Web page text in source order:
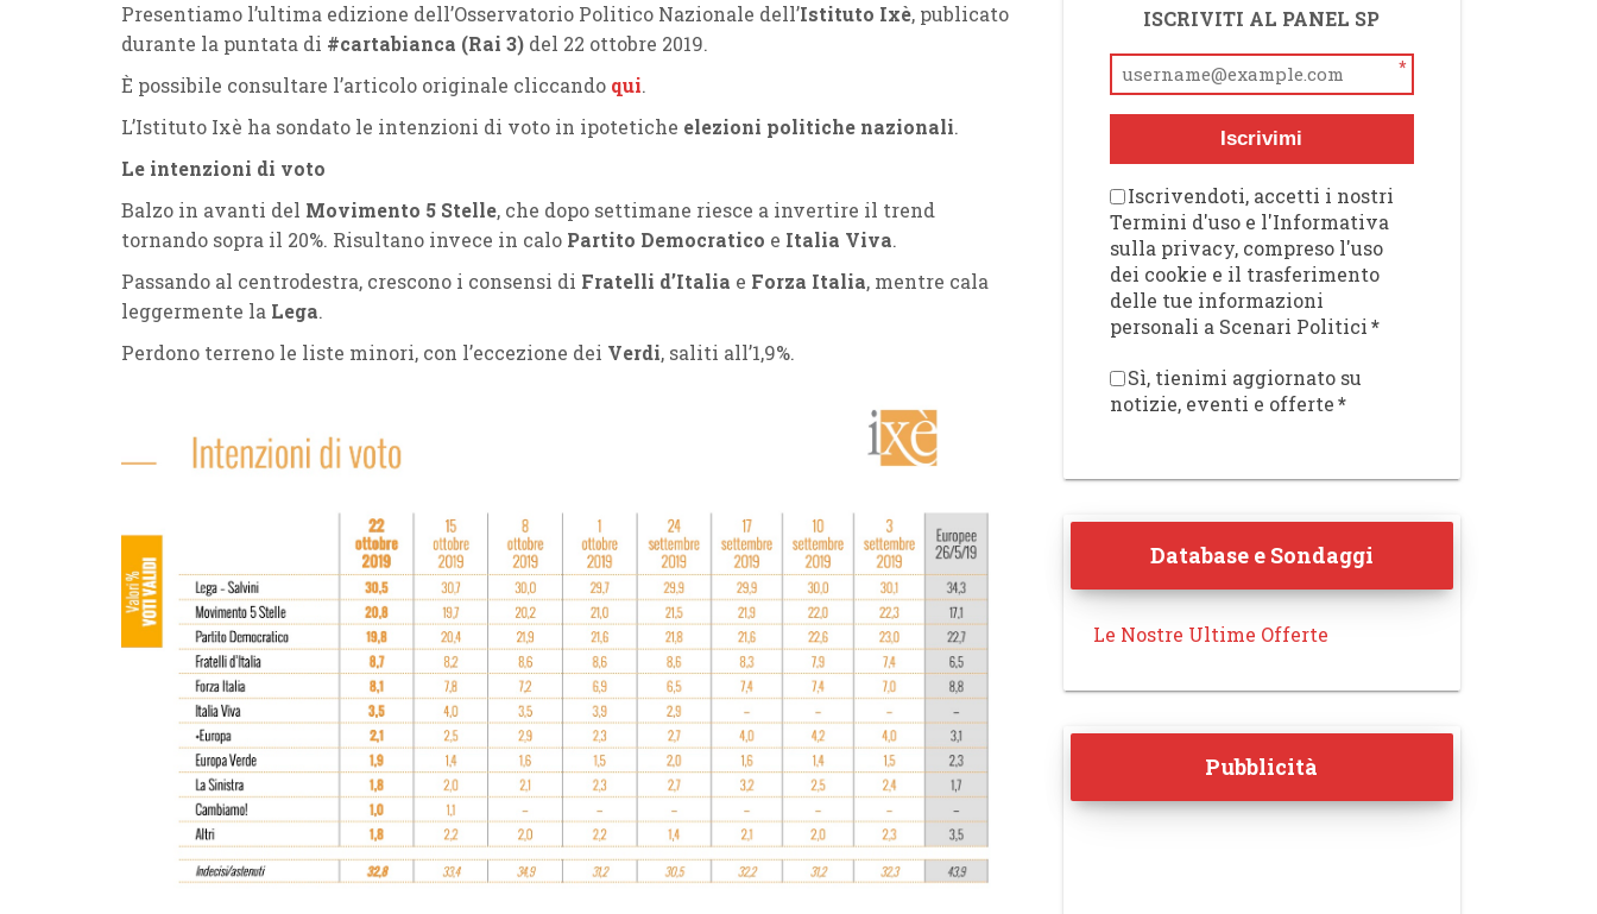
Presentiamo l’ultima edizione dell’Osservatorio Politico Nazionale dell’Istituto Ixè, publicato
durante la puntata di #cartabianca (Rai 3) del 22 ottobre 2019.
È possibile consultare l’articolo originale cliccando qui.
L’Istituto Ixè ha sondato le intenzioni di voto in ipotetiche elezioni politiche nazionali.
Le intenzioni di voto
Balzo in avanti del Movimento 5 Stelle, che dopo settimane riesce a invertire il trend
tornando sopra il 20%. Risultano invece in calo Partito Democratico e Italia Viva.
Passando al centrodestra, crescono i consensi di Fratelli d’Italia e Forza Italia, mentre cala
leggermente la Lega.
Perdono terreno le liste minori, con l’eccezione dei Verdi, saliti all’1,9%.
ISCRIVITI AL PANEL SP
*
Iscrivimi
Iscrivendoti, accetti i nostri
Termini d'uso e l'Informativa
sulla privacy, compreso l'uso
dei cookie e il trasferimento
delle tue informazioni
personali a Scenari Politici*
Sì, tienimi aggiornato su
notizie, eventi e offerte*
Database e Sondaggi
Le Nostre Ultime Offerte
Pubblicità